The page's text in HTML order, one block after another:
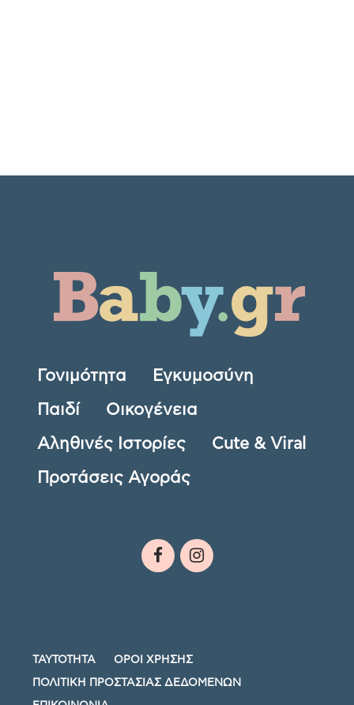
Γονιμότητα Εγκυμοσύνη
Παιδί Οικογένεια
Αληθινές Ιστορίες Cute & Viral
Προτάσεις Αγοράς
ΤΑΥΤΟΤΗΤΑ ΟΡΟΙ ΧΡΗΣΗΣ
ΠΟΛΙΤΙΚΗ ΠΡΟΣΤΑΣΙΑΣ ΔΕΔΟΜΕΝΩΝ